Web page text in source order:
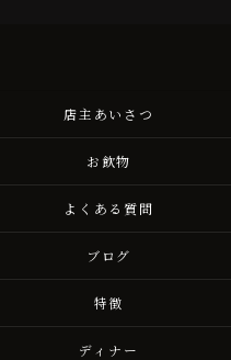
店主あいさつ
お飲物
よくある質問
ブログ
特徴
ディナー